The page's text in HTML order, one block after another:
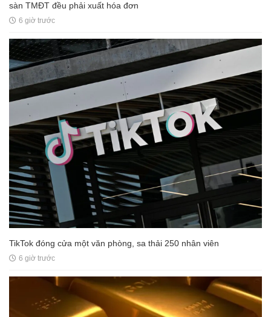
sàn TMĐT đều phải xuất hóa đơn
6 giờ trước
TikTok đóng cửa một văn phòng, sa thải 250 nhân viên
6 giờ trước